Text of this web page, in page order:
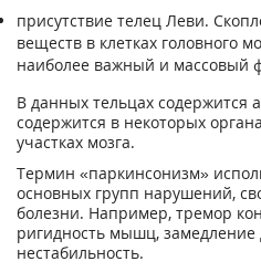
присутствие телец Леви.
веществ в клетках головного
наиболее важный и массовый
В данных тельцах содержится
содержится в некоторых
участках мозга.
Термин «паркинсонизм»
основных групп нарушений,
болезни. Например, тремор
ригидность мышц,
нестабильность.